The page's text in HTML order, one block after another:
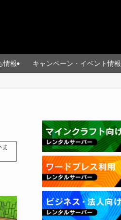
情報 キャンペーン・イベント情報